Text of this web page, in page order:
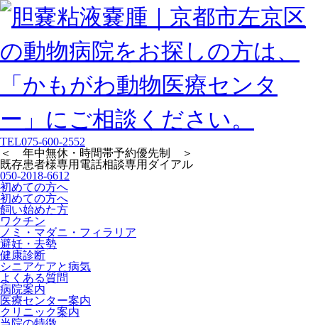
TEL075-600-2552
＜ 年中無休・時間帯予約優先制 ＞
既存患者様専用 電話相談専用ダイアル
050-2018-6612
初めての方へ
初めての方へ
飼い始めた方
ワクチン
ノミ・マダニ・フィラリア
避妊・去勢
健康診断
シニアケアと病気
よくある質問
病院案内
医療センター案内
クリニック案内